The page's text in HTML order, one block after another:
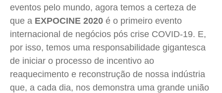
eventos pelo mundo, agora temos a certeza de
que a EXPOCINE 2020 é o primeiro evento
internacional de negócios pós crise COVID-19. E,
por isso, temos uma responsabilidade gigantesca
de iniciar o processo de incentivo ao
reaquecimento e reconstrução de nossa indústria
que, a cada dia, nos demonstra uma grande união